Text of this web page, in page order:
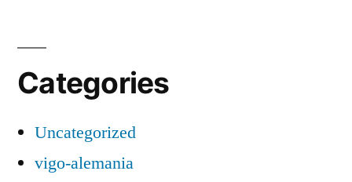
Categories
Uncategorized
vigo-alemania